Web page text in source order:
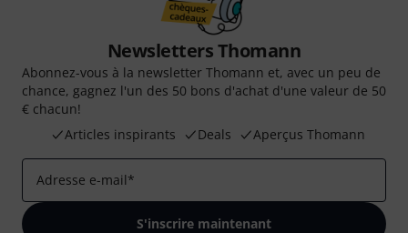
Newsletters Thomann
Abonnez-vous à la newsletter Thomann et, avec un peu de
chance, gagnez l'un des 50 bons d'achat d'une valeur de 50
€ chacun!
Articles inspirants
Deals Aperçus Thomann
Adresse e-mail*
S'inscrire maintenant